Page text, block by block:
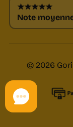
★★★★★
Note
© 2026